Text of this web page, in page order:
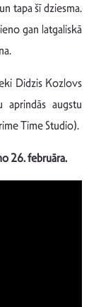
tapa šī dziesma.
gan latgaliskā
Didzis Kozlovs
augstu
Time Studio).
26. februāra.